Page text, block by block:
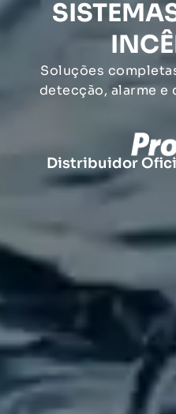
Soluções
detecção, alarme e
Distribuidor